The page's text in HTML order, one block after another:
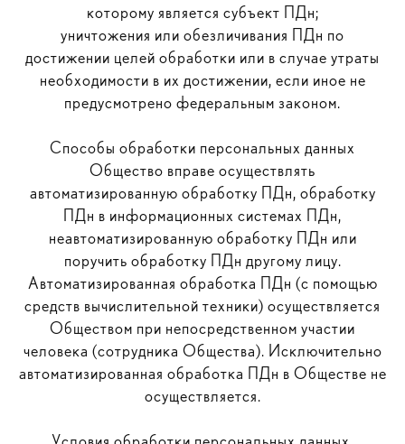
которому является субъект ПДн;
уничтожения или обезличивания ПДн по
достижении целей обработки или в случае утраты
необходимости в их достижении, если иное не
предусмотрено федеральным законом.
Способы обработки персональных данных
Общество вправе осуществлять
автоматизированную обработку ПДн, обработку
ПДн в информационных системах ПДн,
неавтоматизированную обработку ПДн или
поручить обработку ПДн другому лицу.
Автоматизированная обработка ПДн (с помощью
средств вычислительной техники) осуществляется
Обществом при непосредственном участии
человека (сотрудника Общества). Исключительно
автоматизированная обработка ПДн в Обществе не
осуществляется.